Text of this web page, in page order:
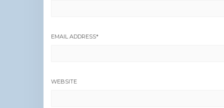
EMAIL ADDRESS*
WEBSITE